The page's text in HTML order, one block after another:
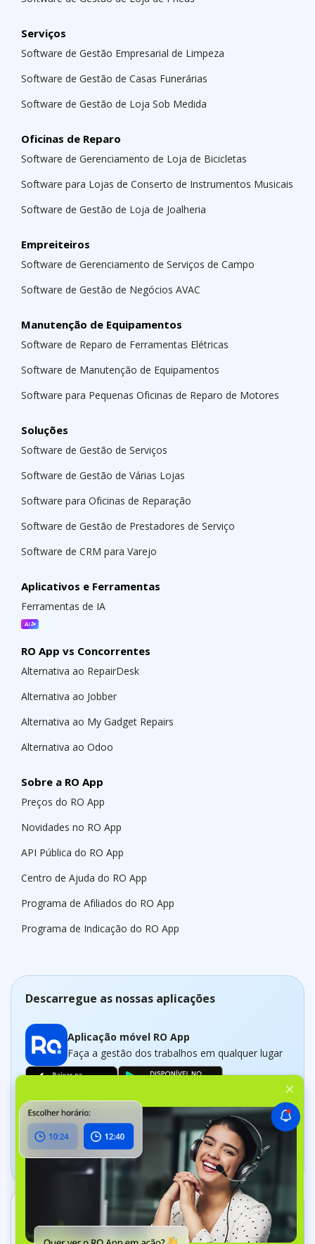
Serviços
Software de Gestão Empresarial de Limpeza
Software de Gestão de Casas Funerárias
Software de Gestão de Loja Sob Medida
Oficinas de Reparo
Software de Gerenciamento de Loja de Bicicletas
Software para Lojas de Conserto de Instrumentos Musicais
Software de Gestão de Loja de Joalheria
Empreiteiros
Software de Gerenciamento de Serviços de Campo
Software de Gestão de Negócios AVAC
Manutenção de Equipamentos
Software de Reparo de Ferramentas Elétricas
Software de Manutenção de Equipamentos
Software para Pequenas Oficinas de Reparo de Motores
Soluções
Software de Gestão de Serviços
Software de Gestão de Várias Lojas
Software para Oficinas de Reparação
Software de Gestão de Prestadores de Serviço
Software de CRM para Varejo
Aplicativos e Ferramentas
Ferramentas de IA
RO App vs Concorrentes
Alternativa ao RepairDesk
Alternativa ao Jobber
Alternativa ao My Gadget Repairs
Alternativa ao Odoo
Sobre a RO App
Preços do RO App
Novidades no RO App
API Pública do RO App
Centro de Ajuda do RO App
Programa de Afiliados do RO App
Programa de Indicação do RO App
Descarregue as nossas aplicações
Aplicação móvel RO App
Faça a gestão dos trabalhos em qualquer lugar
Aplicação Dashboard
Acompanhe a sua empresa em tempo real
Entre em contato
+44 20 8089 9036